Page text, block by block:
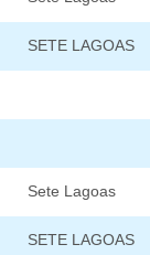
SETE LAGOAS
Sete Lagoas
SETE LAGOAS